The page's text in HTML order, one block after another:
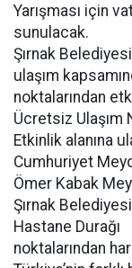
Yarışması için
sunulacak.
Şırnak
ulaşım
noktalarından
Ücretsiz Ulaşım
Etkinlik alanına
Cumhuriyet
Ömer Kabak
Şırnak
Hastane Durağı
noktalarından